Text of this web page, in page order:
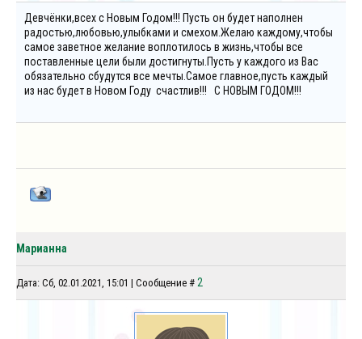
Девчёнки,всех с Новым Годом!!! Пусть он будет наполнен
радостью,любовью,улыбками и смехом.Желаю каждому,чтобы
самое заветное желание воплотилось в жизнь,чтобы все
поставленные цели были достигнуты.Пусть у каждого из Вас
обязательно сбудутся все мечты.Самое главное,пусть каждый
из нас будет в Новом Году счастлив!!! С НОВЫМ ГОДОМ!!!
Марианна
Дата: Сб, 02.01.2021, 15:01 | Сообщение # 2